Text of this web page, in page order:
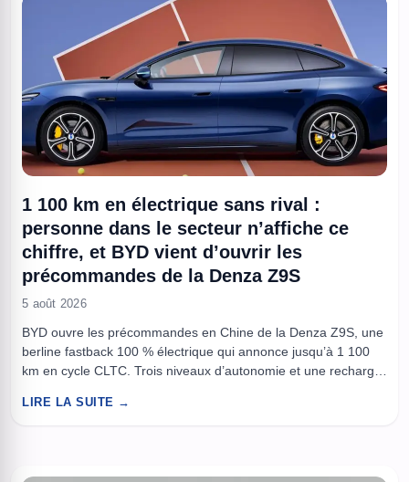
1 100 km en électrique sans rival :
personne dans le secteur n’affiche ce
chiffre, et BYD vient d’ouvrir les
précommandes de la Denza Z9S
5 août 2026
BYD ouvre les précommandes en Chine de la Denza Z9S, une
berline fastback 100 % électrique qui annonce jusqu’à 1 100
km en cycle CLTC. Trois niveaux d’autonomie et une recharge
argument technologique et commercial majeur. À lire aussi :
LIRE LA SUITE →